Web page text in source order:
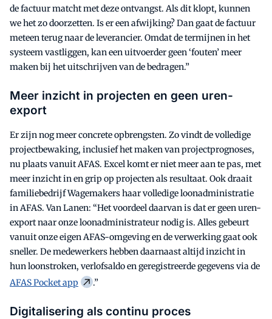
de factuur matcht met deze ontvangst. Als dit klopt, kunnen
we het zo doorzetten. Is er een afwijking? Dan gaat de factuur
meteen terug naar de leverancier. Omdat de termijnen in het
systeem vastliggen, kan een uitvoerder geen ‘fouten’ meer
maken bij het uitschrijven van de bedragen.”
Meer inzicht in projecten en geen uren-
export
Er zijn nog meer concrete opbrengsten. Zo vindt de volledige
projectbewaking, inclusief het maken van projectprognoses,
nu plaats vanuit AFAS. Excel komt er niet meer aan te pas, met
meer inzicht in en grip op projecten als resultaat. Ook draait
familiebedrijf Wagemakers haar volledige loonadministratie
in AFAS. Van Lanen: “Het voordeel daarvan is dat er geen uren-
export naar onze loonadministrateur nodig is. Alles gebeurt
vanuit onze eigen AFAS-omgeving en de verwerking gaat ook
sneller. De medewerkers hebben daarnaast altijd inzicht in
hun loonstroken, verlofsaldo en geregistreerde gegevens via de
AFAS Pocket app
.”
Digitalisering als continu proces